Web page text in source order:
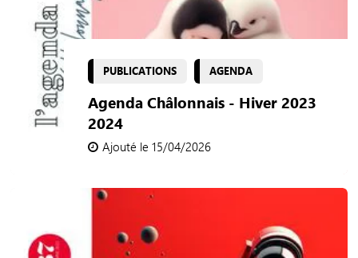
PUBLICATIONS AGENDA
Agenda Châlonnais - Hiver 2023
2024
Ajouté le 15/04/2026